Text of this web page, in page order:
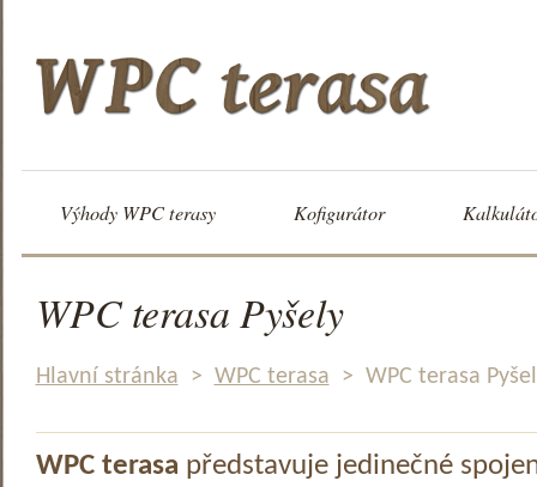
Výhody WPC terasy Kofigurátor
WPC terasa Pyšely
Hlavní stránka > WPC terasa > WPC terasa
WPC terasa představuje jedinečné